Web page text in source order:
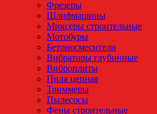
Фрезеры
Шлифмашины
Миксеры строительные
Мотобуры
Бетоносмесители
Вибраторы глубинные
Виброплиты
Пила цепная
Триммеры
Пылесосы
Фены строительные